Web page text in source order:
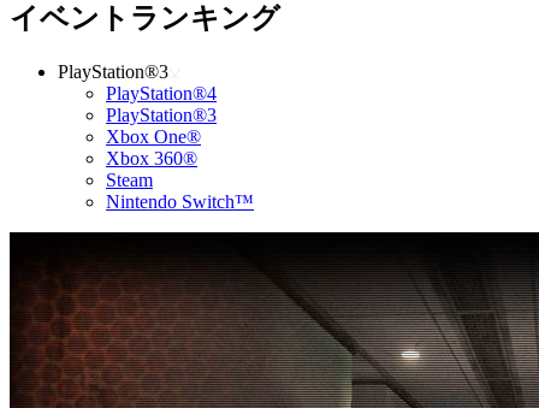
イベントランキング
PlayStation®3
PlayStation®4
PlayStation®3
Xbox One®
Xbox 360®
Steam
Nintendo Switch™